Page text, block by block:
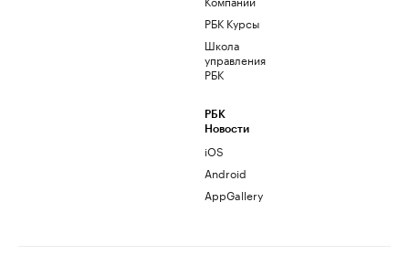
РБК Курсы
Школа
управления
РБК
РБК
Новости
iOS
Android
AppGallery